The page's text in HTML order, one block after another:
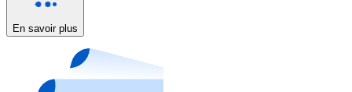
Nouveau
Achetez des cartes-cadeaux de vos marques
En savoir plus